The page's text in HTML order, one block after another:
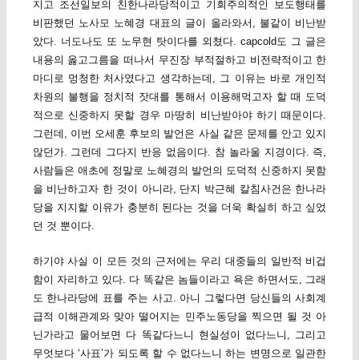
지고 조선일보의 친한나라당적이고 기회주의적인 보도행태를
비판했던 노사모 노혜경 대표의 글이 올라와서, 불같이 비난받
았다. 너도나도 또 노무현 탓이다를 외쳤다. capcold도 그 글은
내용의 옳고그름을 떠나서 무진장 부적절하고 비전략적이고 한
마디로 멍청한 처사였다고 생각하는데, 그 이유는 바로 개인적
차원의 불행을 정치적 잣대를 통해서 이용해먹고자 할 때 도덕
적으로 신중하지 못할 경우 마땅히 비난받아야 하기 때문이다.
그런데, 이번 오세훈 후보의 발언은 사실 같은 문제를 안고 있지
않던가. 그런데 그다지 반응 없음이다. 참 놀라울 지경이다. 즉,
사람들은 애초에 정말로 노혜경의 발언의 도덕적 신중하지 못함
을 비난하고자 한 것이 아니라, 단지 박근혜 칼침사건은 한나라
당을 지지할 이유가 충분히 된다는 것을 더욱 확실히 하고 싶었
던 것 뿐이다.
하기야 사실 이 모든 것의 근저에는 우리 대중들의 일반적 비겁
함이 자리하고 있다. 다 똑같은 놈들이라고 욕은 하면서도, 그래
도 한나라당에 표를 주는 사고. 아니 그렇다면 당신들의 사회계
급적 이해관계와 맞아 떨어지는 민주노동당을 찍으면 될 것 아
닌가라고 물어보면 다 똑같다느니 현실성이 없다느니, 그리고
무엇보다 ‘사표’가 되도록 할 수 없다느니 하는 변명으로 일관한